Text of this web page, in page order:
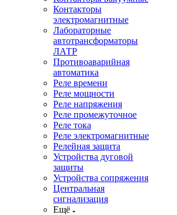
Контакторы
электромагнитные
Лабораторные
автотрансформаторы
ЛАТР
Противоаварийная
автоматика
Реле времени
Реле мощности
Реле напряжения
Реле промежуточное
Реле тока
Реле электромагнитные
Релейная защита
Устройства дуговой
защиты
Устройства сопряжения
Центральная
сигнализация
Ещё